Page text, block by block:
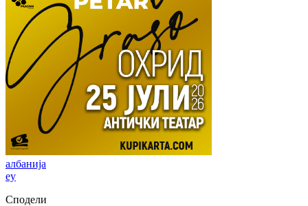
албанија
еу
Сподели